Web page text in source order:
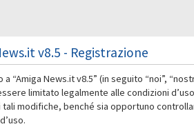
v8.5 - Registrazione
a “Amiga News.it v8.5” (in seguito “noi”,
limitato legalmente alle condizioni
modifiche, benché sia opportuno